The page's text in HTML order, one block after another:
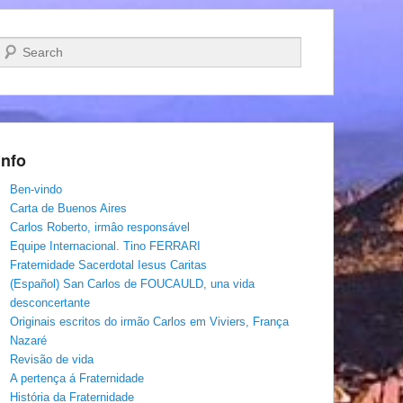
Pesquisar…
Ben-vindo
Carta de Buenos Aires
Carlos Roberto, irmâo responsável
Equipe Internacional. Tino FERRARI
Fraternidade Sacerdotal Iesus Caritas
(Español) San Carlos de FOUCAULD, una vida
desconcertante
Originais escritos do irmão Carlos em Viviers, França
Nazaré
Revisão de vida
A pertença á Fraternidade
História da Fraternidade